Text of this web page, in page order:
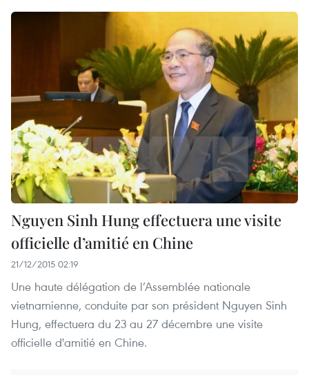
Nguyen Sinh Hung effectuera une visite
officielle d’amitié en Chine
21/12/2015 02:19
Une haute délégation de l’Assemblée nationale
vietnamienne, conduite par son président Nguyen Sinh
Hung, effectuera du 23 au 27 décembre une visite
officielle d'amitié en Chine.